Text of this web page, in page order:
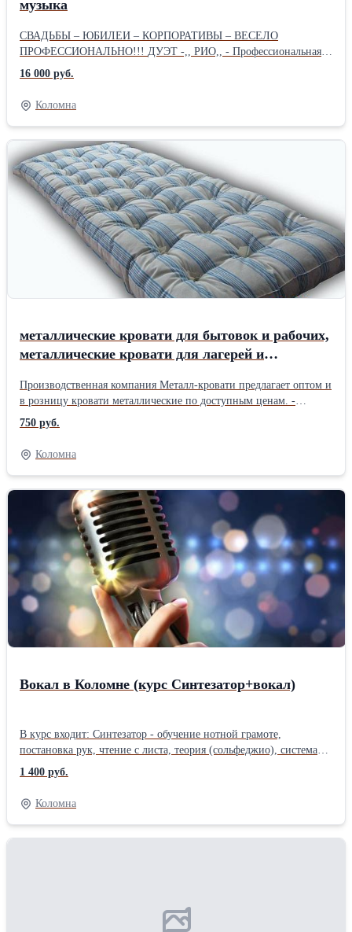
музыка
СВАДЬБЫ – ЮБИЛЕИ – КОРПОРАТИВЫ – ВЕСЕЛО
ПРОФЕССИОНАЛЬНО!!! ДУЭТ -,, РИО,, - Профессиональная
Ведущая - музыкант-вокалист и DJ - проведут ваше мероприятие
ВЕСЕЛО и КРЕАТИВНО!!! – ОРИГИНАЛЬНАЯ ПРОГРАММА с
участием гостей. ОПЫТ РАБОТЫ более 15 лет Москва и М. О -
высшее муз. образование - известность в музыкальном мире
Коломны. ВЕСЁЛЫЕ ЗАЖИГАТЕЛЬНЫЕ конкурсы и
костюмированные розыгрыши. ЖИВАЯ МУЗЫКА и
ПРОФЕССИОНАЛЬНЫЙ ВОКАЛ - отдельные музыкальные
номера – создадут неповторимую атмосферу Семейного
Праздника. ДИСКОТЕКА всех жанров. Свет - лазер... СУПЕР
ЗВУК !!!... С нами сотрудничают замечательные
профессиональные танцоры и музыканты. т - 8 (917) 508-32-21
16 000 руб.
Коломна
металлические кровати для бытовок и рабочих,
металлические кровати для лагерей и
турбаз
Производственная компания Металл-кровати предлагает оптом и
в розницу кровати металлические по доступным ценам. -
кровати металлические с сеткой из прокатной пружины (эконом-
класс) - кровати металлические со сварной сеткой (эконом класс)
- кровати металлические с деревянной спинкой - кровати
металлические армейские. Всегда отменное качество и хорошие
скидки. Наша продукция подходит для: - кровати для больниц,
санаториев, пансионатов, турбаз, домов отдыха; - кровати для
интернатов, детских лагерей, учебных заведений, общежитий
(студентов); - кровати для рабочих, строителей, ремонтных
бригад, (вагончиков, времянок, бытовок); - кровати для военных
казарм (армейские кровати); - кровати для бюджетных гостиниц.
Вы можете заказать у нас тумбы прикроватные, табуреты, столы
ЛДСП, шкафы металлические, постельные принадлежности.
Доставка по всей России, Белоруссии, Казахстану. Опт строго от
10 штук. +7 926 875 47 01 +7 926 786 44 45 Анна
750 руб.
Коломна
Вокал в Коломне (курс Синтезатор+вокал)
В курс входит: Синтезатор - обучение нотной грамоте,
постановка рук, чтение с листа, теория (сольфеджио), система
буквенных обозначений аккордов, упражнения для рук под
минусовую фонограмму. Репертуар - ( от классики до песен и
музыки из кинофильмов ) Вокал - Постановка дыхания,
постановка голоса, расширение диапазона голоса, подготовка к
конкурсам, разблокировка физических и психологических
синтезаторе, -Хотите избавиться от стресса Индивидуальный
подбор музыкального материала; гибкий график занятий. доп.
1 400 руб.
Коломна